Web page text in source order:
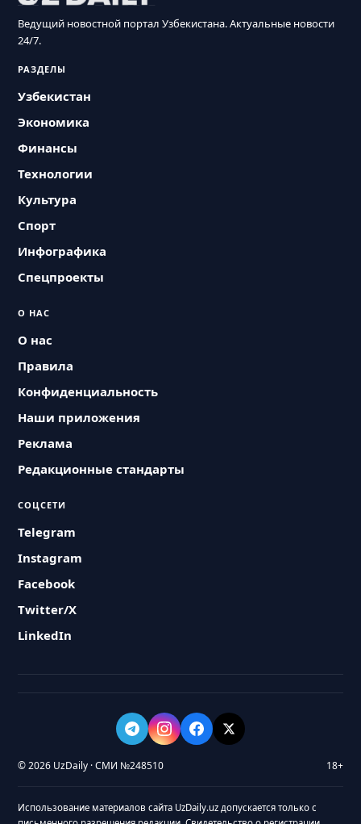
Ведущий новостной портал Узбекистана. Актуальные новости
24/7.
РАЗДЕЛЫ
Узбекистан
Экономика
Финансы
Технологии
Культура
Спорт
Инфографика
Спецпроекты
О НАС
О нас
Правила
Конфиденциальность
Наши приложения
Реклама
Редакционные стандарты
СОЦСЕТИ
Telegram
Instagram
Facebook
Twitter/X
LinkedIn
© 2026 UzDaily · СМИ №248510 18+
Использование материалов сайта UzDaily.uz допускается только с